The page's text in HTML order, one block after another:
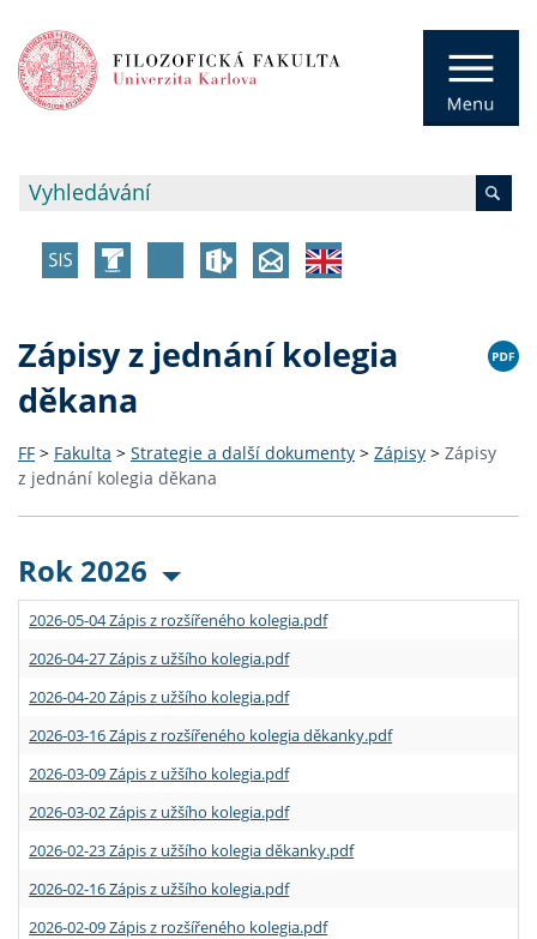
Zápisy z jednání kolegia
děkana
FF > Fakulta > Strategie a další dokumenty > Zápisy > Zápisy
z jednání kolegia děkana
Rok 2026
2026-05-04 Zápis z rozšířeného kolegia.pdf
2026-04-27 Zápis z užšího kolegia.pdf
2026-04-20 Zápis z užšího kolegia.pdf
2026-03-16 Zápis z rozšířeného kolegia děkanky.pdf
2026-03-09 Zápis z užšího kolegia.pdf
2026-03-02 Zápis z užšího kolegia.pdf
2026-02-23 Zápis z užšího kolegia děkanky.pdf
2026-02-16 Zápis z užšího kolegia.pdf
2026-02-09 Zápis z rozšířeného kolegia.pdf